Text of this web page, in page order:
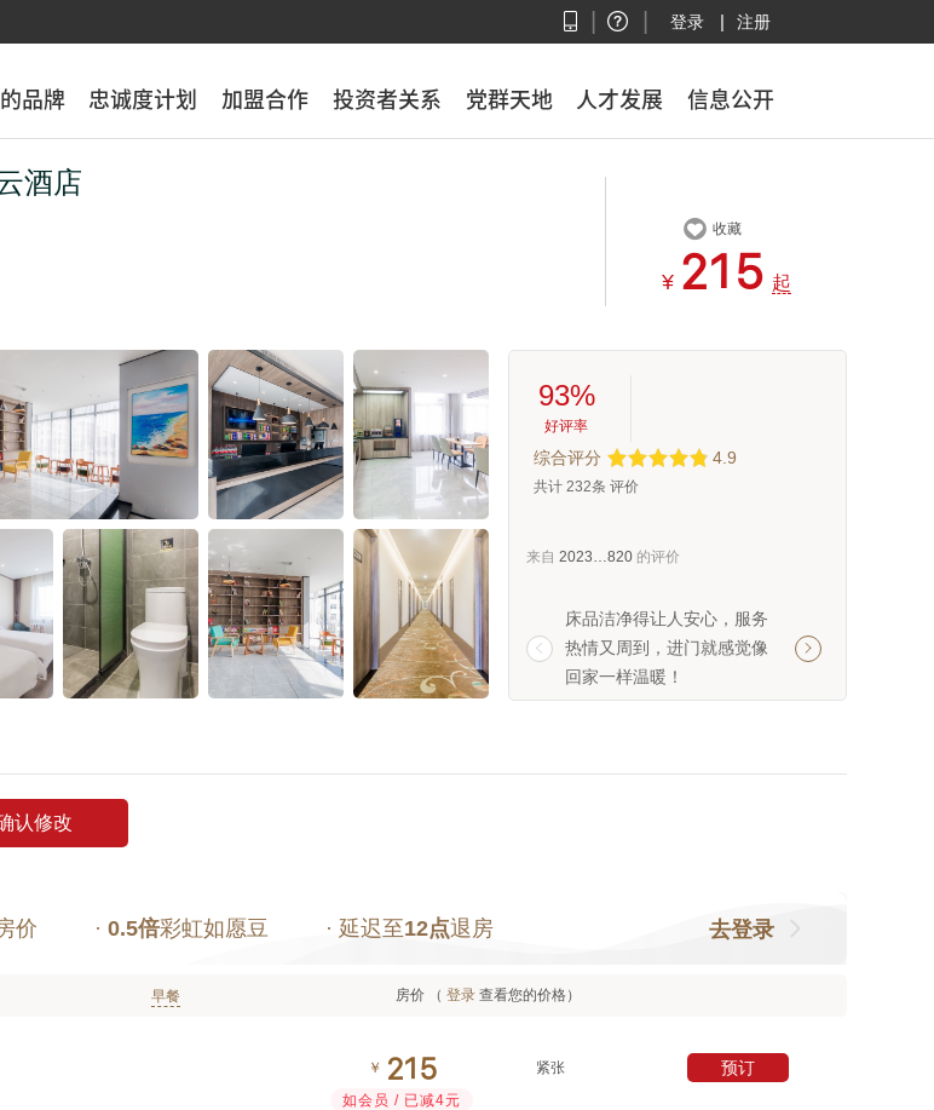
登录 | 注册
品牌 忠诚度计划 加盟合作 投资者关系 党群天地 人才发展 信息公开
品牌 忠诚度计划 加盟合作 投资者关系 党群天地 人才发展 信息公开
酒店
 收藏
¥   起
93%
好评率
综合评分 4.9
共计 232条 评价
来自 2023…820 的评价

床品洁净得让人安心，服务
热情又周到，进门就感觉像
回家一样温暖！
能便捷的入住体验
心了！

认修改
价 · 0.5倍彩虹如愿豆 · 延迟至12点退房 去登录
早餐 房价 （ 登录 查看您的价格）
￥  
如会员 / 已减4元
紧张 预订